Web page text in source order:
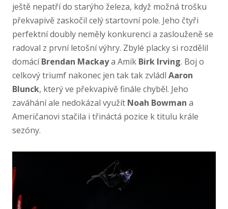
ještě nepatří do starýho železa, když možná trošku
překvapivě zaskočil celý startovní pole. Jeho čtyři
perfektní doubly neměly konkurenci a zaslouženě se
radoval z první letošní výhry. Zbylé placky si rozdělil
domácíBrendan Mackaya Amík Birk Irving. Boj o
celkový triumf nakonec jen tak tak zvládl Aaron
Blunck, který ve překvapivě finále chyběl. Jeho
zaváhání ale nedokázal využít Noah Bowman a
Američanovi stačila i třináctá pozice k titulu krále
sezóny.